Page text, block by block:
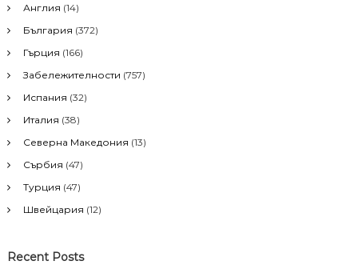
Англия (14)
България (372)
Гърция (166)
Забележителности (757)
Испания (32)
Италия (38)
Северна Македония (13)
Сърбия (47)
Турция (47)
Швейцария (12)
Recent Posts